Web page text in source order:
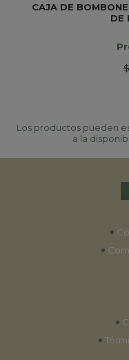
CAJA DE
DE
Los productos pueden
a la
•
•
•
•